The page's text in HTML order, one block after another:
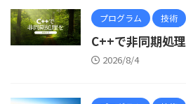
プログラム 技術
C++で非同期処
2026/8/4